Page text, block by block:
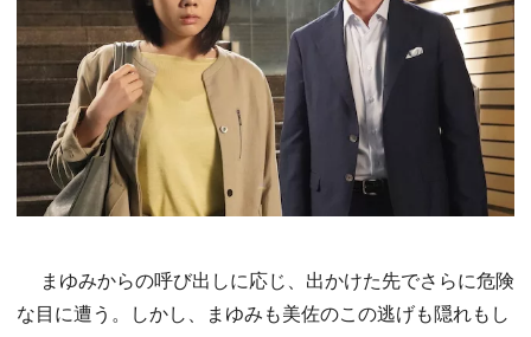
まゆみからの呼び出しに応じ、出かけた先でさらに危険
な目に遭う。しかし、まゆみも美佐のこの逃げも隠れもし